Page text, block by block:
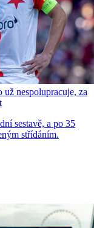
nespolupracuje, za
sestavě, a po 35
střídáním.